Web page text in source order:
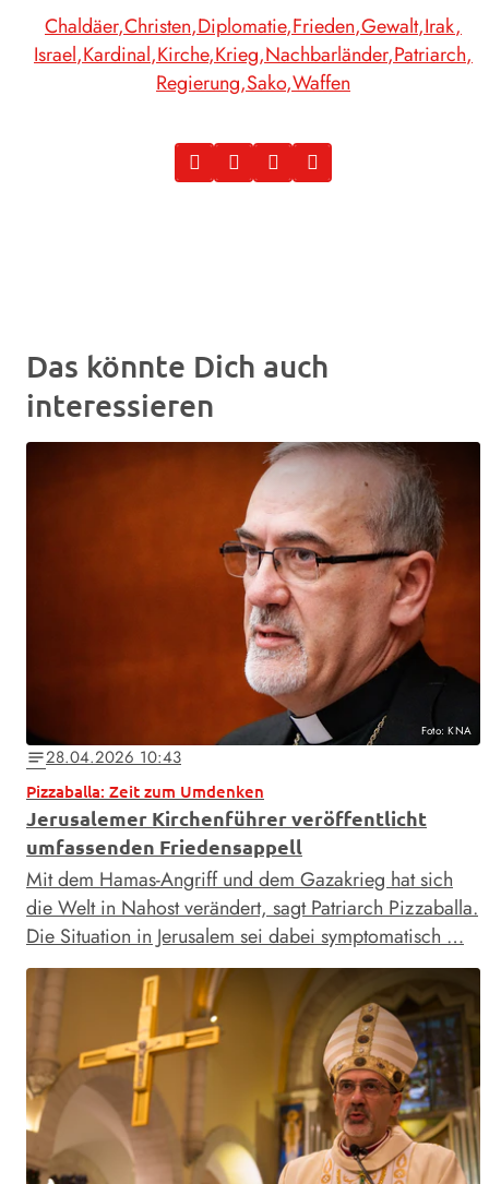
Chaldäer Christen Diplomatie Frieden Gewalt Irak
Israel Kardinal Kirche Krieg Nachbarländer Patriarch
Regierung Sako Waffen
Das könnte Dich auch
interessieren
Foto: KNA
notes28.04.2026 10:43
Pizzaballa: Zeit zum Umdenken
Jerusalemer Kirchenführer veröffentlicht
umfassenden Friedensappell
Mit dem Hamas-Angriff und dem Gazakrieg hat sich
die Welt in Nahost verändert, sagt Patriarch Pizzaballa.
Die Situation in Jerusalem sei dabei symptomatisch …